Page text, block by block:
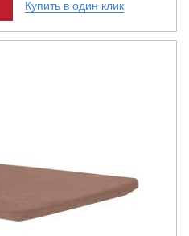
Купить в один клик